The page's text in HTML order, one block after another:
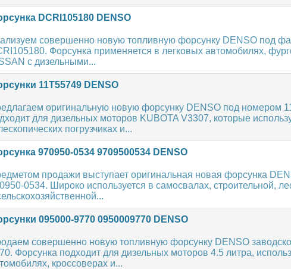
DCRI105180 DENSO
совершенно новую топливную форсунку DENSO под
Форсунка применяется в легковых автомобилях,
с дизельными...
11T55749 DENSO
оригинальную новую форсунку DENSO под номером
для дизельных моторов KUBOTA V3307, которые
погрузчиках и...
970950-0534 9709500534 DENSO
продажи выступает оригинальная новая форсунка
0534. Широко используется в самосвалах, строительной,
095000-9770 0950009770 DENSO
совершенно новую топливную форсунку DENSO
Форсунка подходит для дизельных моторов 4.5 литра,
кроссоверах и...